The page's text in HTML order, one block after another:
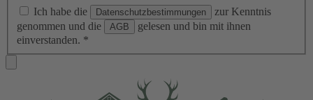
Ich habe die Datenschutzbestimmungen
zur Kenntnis
genommen und die
AGB
gelesen und bin mit ihnen
einverstanden. *